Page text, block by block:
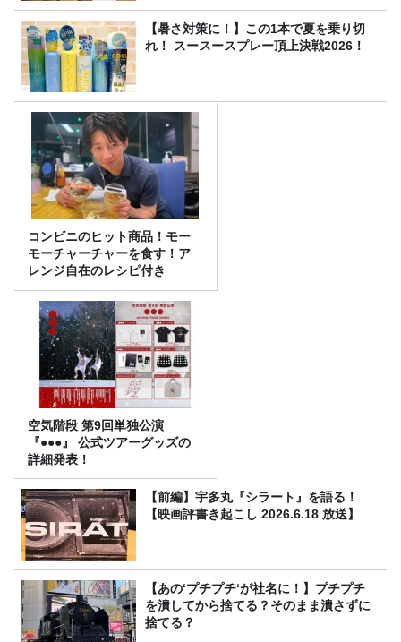
【暑さ対策に！】この1本で夏を乗り切
れ！ スースースプレー頂上決戦2026！
コンビニのヒット商品！モー
モーチャーチャーを食す！ア
レンジ自在のレシピ付き
空気階段 第9回単独公演
『●●●』 公式ツアーグッズの
詳細発表！
【前編】宇多丸『シラート』を語る！
【映画評書き起こし 2026.6.18 放送】
【あの‘プチプチ‘が社名に！】プチプチ
を潰してから捨てる？そのまま潰さずに
捨てる？